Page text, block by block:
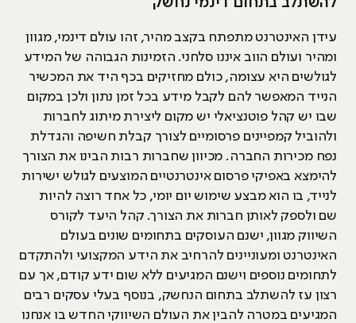
להשתלב בתחום דינמי נחשק
עידן האינטרנט מתפתח בקצב מהיר, זהו עולם דינמי, מגוון
ומהיר ועולם הווב איננו סלחני. הזמינות הגבוהה של המידע
לגולשים היא עצומה, כולם מחזיקים בכף היד את המכשיר
הנייד המאפשר להם לקבל מידע בכל זמן נתון ולכן במקום
שבו יש קהל פוטנציאלי יש מקום ליצירת מיתוג לחברות
ולהוביל קמפיינים פרסומיים לצורך קבלת חשיפה והגדלת
נפח מכירות החברה. מכיוון שחברות רבות הבינו את הצורך
להימצא באפיקי פרסום אינטרנטיים המוצעים לגולש ישירות
לנייד, בו הוא מבצע שימוש יום יומי, כל אחד רוצה להיות
שם ולספק לאותן חברות את הצורך. קהל היעד לקורס
השיווק מגוון, ישנם העוסקים בתחומים שונים בעולם
האינטרנט ומעוניינים להרחיב את הידע המקצועי ולהתקדם
לתחומים נוספים וישנם המגיעים ללא שום ידע קודם, אך עם
רצון עז להשתלב בתחום הנחשק, בנוסף בעלי עסקים רבים
המגיעים במטרה להבין את העולם השיווקי החדש בו אנחנו